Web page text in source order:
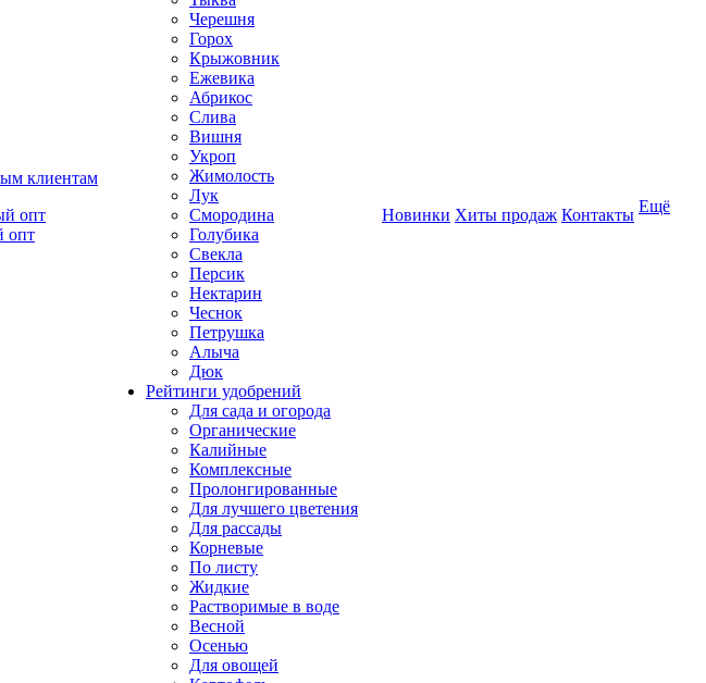
клиентам
опт
опт
Черешня
Горох
Крыжовник
Ежевика
Абрикос
Слива
Вишня
Укроп
Жимолость
Лук
Смородина
Голубика
Свекла
Персик
Нектарин
Чеснок
Петрушка
Алыча
Дюк
Рейтинги удобрений
Для сада и огорода
Органические
Калийные
Комплексные
Пролонгированные
Для лучшего цветения
Для рассады
Корневые
По листу
Жидкие
Растворимые в воде
Весной
Осенью
Для овощей
Новинки Хиты продаж Контакты Ещё